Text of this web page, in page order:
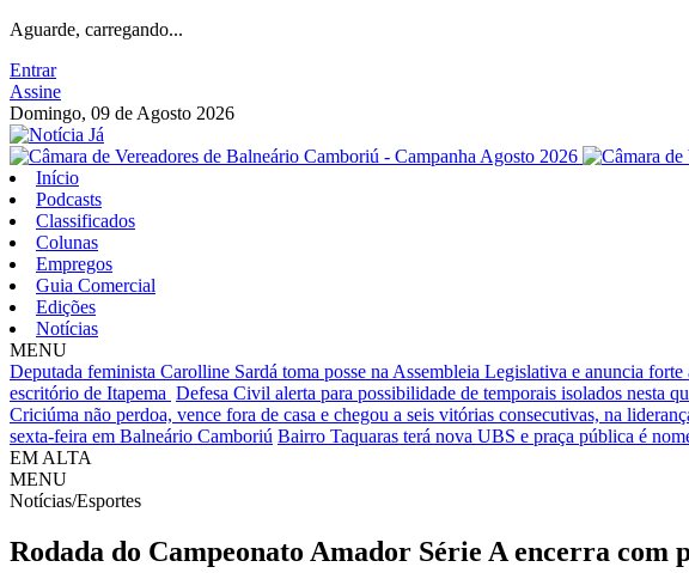
Aguarde, carregando...
Entrar
Assine
Domingo, 09 de Agosto 2026
Início
Podcasts
Classificados
Colunas
Empregos
Guia Comercial
Edições
Notícias
MENU
Deputada feminista Carolline Sardá toma posse na Assembleia Legislativa e anuncia
escritório de Itapema Defesa Civil alerta para possibilidade de temporais isolados nesta
Criciúma não perdoa, vence fora de casa e chegou a seis vitórias consecutivas, na
sexta-feira em Balneário Camboriú Bairro Taquaras terá nova UBS e praça pública é
EM ALTA
MENU
Notícias/Esportes
Rodada do Campeonato Amador Série A encerra